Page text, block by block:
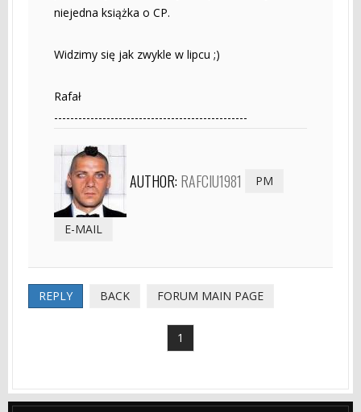
niejedna książka o CP.
Widzimy się jak zwykle w lipcu ;)
Rafał
------------------------------------------------
AUTHOR: RAFCIU1981 PM
E-MAIL
REPLY BACK FORUM MAIN PAGE
1